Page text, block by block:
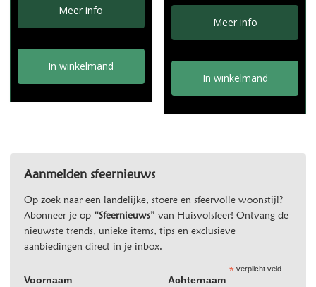
Meer info
In winkelmand
Meer info
In winkelmand
Aanmelden sfeernieuws
Op zoek naar een landelijke, stoere en sfeervolle woonstijl?
Abonneer je op “Sfeernieuws” van Huisvolsfeer! Ontvang de
nieuwste trends, unieke items, tips en exclusieve
aanbiedingen direct in je inbox.
*verplicht veld
Voornaam Achternaam